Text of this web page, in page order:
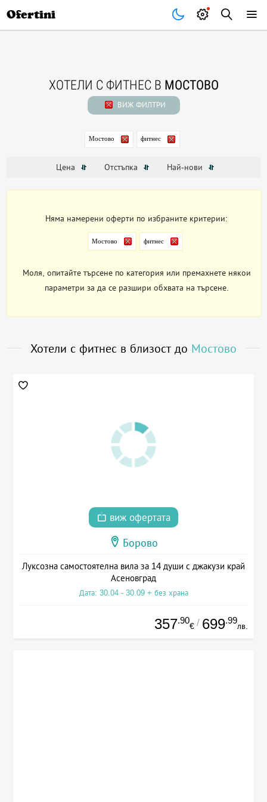
Ofertini
ХОТЕЛИ С ФИТНЕС В МОСТОВО
ВИЖ ФИЛТРИ
Мостово фитнес
Цена Отстъпка Най-нови
Няма намерени оферти по избраните критерии:
Мостово фитнес
Моля, опитайте търсене по категория или премахнете някои
параметри за да се разшири обхвата на търсене.
Хотели с фитнес в близост до Мостово
виж офертата
Борово
Луксозна самостоятелна вила за 14 души с джакузи край
Асеновград
Дата: 30.04 - 30.09 + без храна
357.90
€ / 699.99
лв.